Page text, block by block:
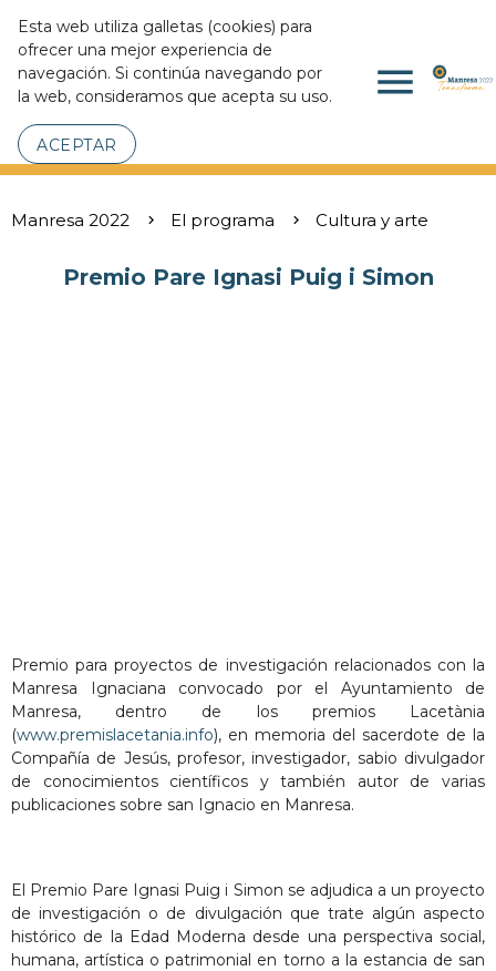
Esta web utiliza galletas (cookies) para
ofrecer una mejor experiencia de
navegación. Si continúa navegando por
la web, consideramos que acepta su uso.
ACEPTAR
menu
Manresa 2022 El programa Cultura y arte
Premio Pare Ignasi Puig i Simon
Premio para proyectos de investigación relacionados con la
Manresa Ignaciana convocado por el Ayuntamiento de
Manresa, dentro de los premios Lacetània
(www.premislacetania.info), en memoria del sacerdote de la
Compañía de Jesús, profesor, investigador, sabio divulgador
de conocimientos científicos y también autor de varias
publicaciones sobre san Ignacio en Manresa.
El Premio Pare Ignasi Puig i Simon se adjudica a un proyecto
de investigación o de divulgación que trate algún aspecto
histórico de la Edad Moderna desde una perspectiva social,
humana, artística o patrimonial en torno a la estancia de san